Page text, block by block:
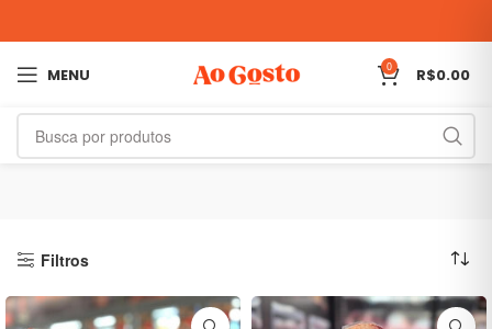
MENU 0 R$0.00
Filtros